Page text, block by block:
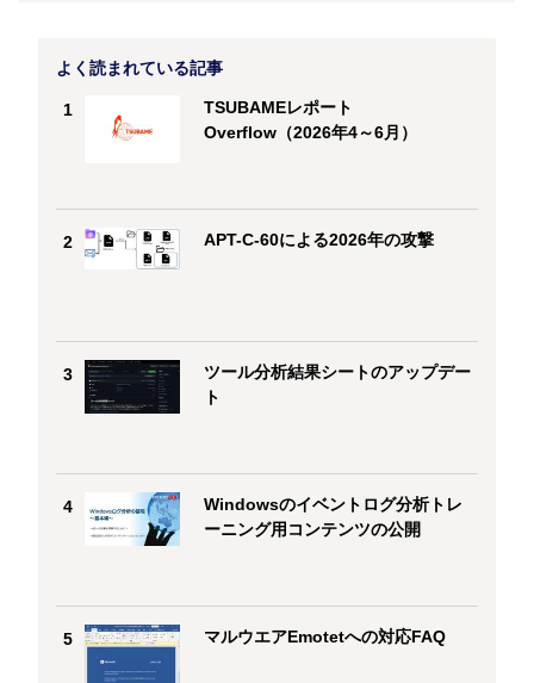
よく読まれている記事
1
TSUBAMEレポート
Overflow（2026年4～6月）
2 APT-C-60による2026年の攻撃
3
ツール分析結果シートのアップデー
ト
4
Windowsのイベントログ分析トレ
ーニング用コンテンツの公開
5 マルウエアEmotetへの対応FAQ